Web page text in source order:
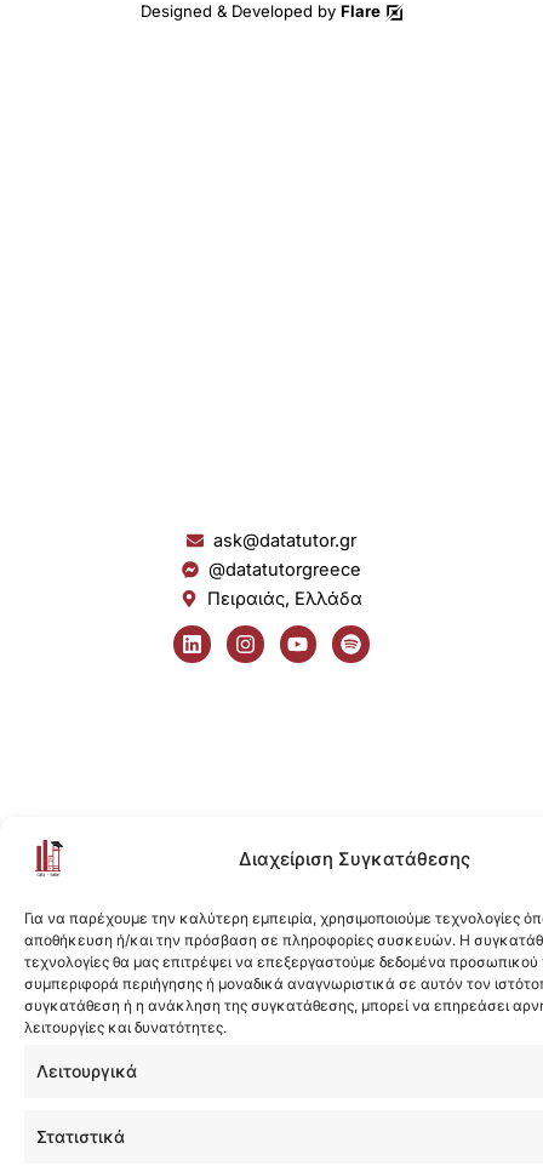
Διαχείριση Συγκατάθεσης
Για να παρέχουμε την καλύτερη εμπειρία, χρησιμοποιούμε τεχνολογίες
αποθήκευση ή/και την πρόσβαση σε πληροφορίες συσκευών. Η
τεχνολογίες θα μας επιτρέψει να επεξεργαστούμε δεδομένα
συμπεριφορά περιήγησης ή μοναδικά αναγνωριστικά σε αυτόν τον
συγκατάθεση ή η ανάκληση της συγκατάθεσης, μπορεί να επηρεάσει
λειτουργίες και δυνατότητες.
Λειτουργικά
Στατιστικά
Designed & Developed by Flare
ask@datatutor.gr
@datatutorgreece
Πειραιάς, Ελλάδα
L
i
n
I
n
s
Y
o
u
S
p
o